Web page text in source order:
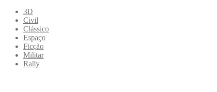
3D
Civil
Clássico
Espaço
Ficção
Militar
Rally